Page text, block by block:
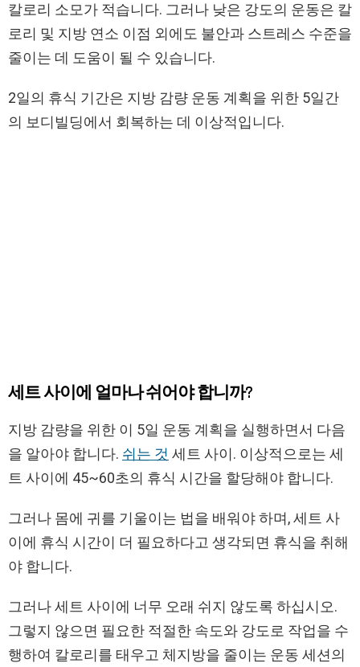
칼로리 소모가 적습니다. 그러나 낮은 강도의 운동은 칼
로리 및 지방 연소 이점 외에도 불안과 스트레스 수준을
줄이는 데 도움이 될 수 있습니다.
2일의 휴식 기간은 지방 감량 운동 계획을 위한 5일간
의 보디빌딩에서 회복하는 데 이상적입니다.
세트 사이에 얼마나 쉬어야 합니까?
지방 감량을 위한 이 5일 운동 계획을 실행하면서 다음
을 알아야 합니다. 쉬는 것 세트 사이. 이상적으로는 세
트 사이에 45~60초의 휴식 시간을 할당해야 합니다.
그러나 몸에 귀를 기울이는 법을 배워야 하며, 세트 사
이에 휴식 시간이 더 필요하다고 생각되면 휴식을 취해
야 합니다.
그러나 세트 사이에 너무 오래 쉬지 않도록 하십시오.
그렇지 않으면 필요한 적절한 속도와 강도로 작업을 수
행하여 칼로리를 태우고 체지방을 줄이는 운동 세션의